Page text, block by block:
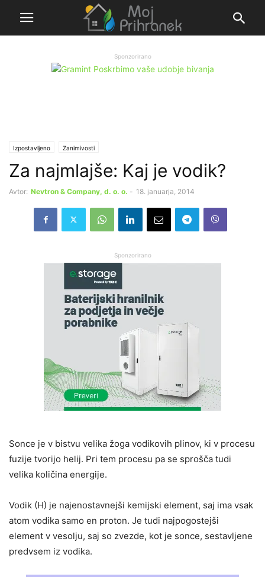
Sponzorirano
Izpostavljeno Zanimivosti
Za najmlajše: Kaj je vodik?
Avtor: Nevtron & Company, d. o. o. - 18. januarja, 2014
Sponzorirano
Sonce je v bistvu velika žoga vodikovih plinov, ki v procesu
fuzije tvorijo helij. Pri tem procesu pa se sprošča tudi
velika količina energije.
Vodik (H) je najenostavnejši kemijski element, saj ima vsak
atom vodika samo en proton. Je tudi najpogostejši
element v vesolju, saj so zvezde, kot je sonce, sestavljene
predvsem iz vodika.